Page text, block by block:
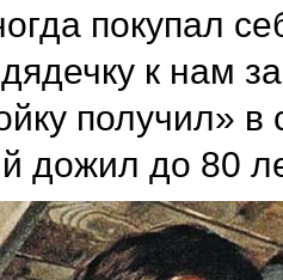
покупал
дядечку к нам
получил»
дожил до 80